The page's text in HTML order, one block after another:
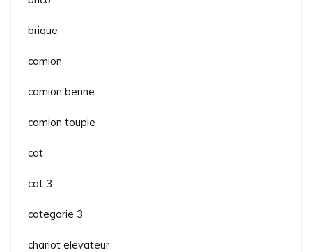
brique
camion
camion benne
camion toupie
cat
cat 3
categorie 3
chariot elevateur